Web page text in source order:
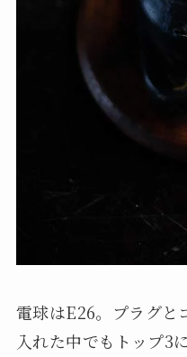
電球はE26。プラグと
入れた中でもトップ3